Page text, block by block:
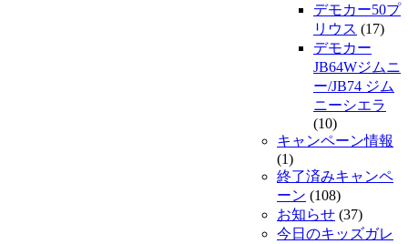
デモカー50プ
リウス (17)
デモカー
JB64Wジムニ
ー/JB74 ジム
ニーシエラ
(10)
キャンペーン情報
(1)
終了済みキャンペ
ーン (108)
お知らせ (37)
今日のキッズガレ